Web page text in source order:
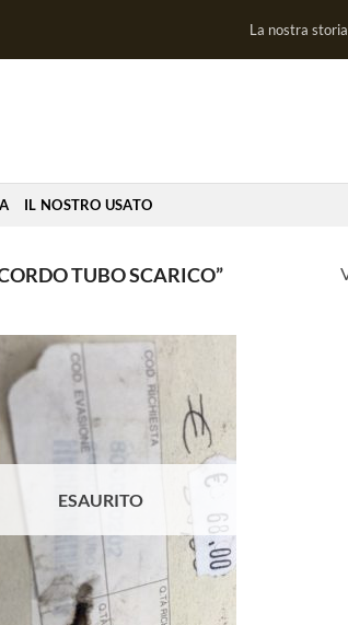
La nostra storia
IL NOSTRO USATO
TUBO SCARICO”
Aggiungi
alla lista
dei
desideri
ESAURITO